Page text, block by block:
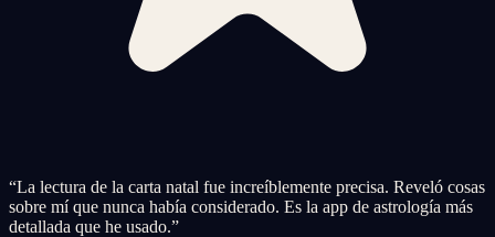
“La lectura de la carta natal fue increíblemente precisa. Reveló cosas
sobre mí que nunca había considerado. Es la app de astrología más
detallada que he usado.”